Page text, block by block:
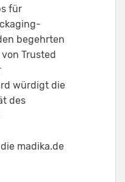
für
begehrten
Trusted
würdigt die
des
madika.de